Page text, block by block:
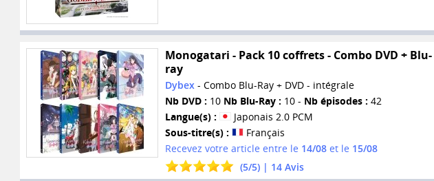
Monogatari - Pack 10 coffrets - Combo DVD + Blu-
ray
Dybex - Combo Blu-Ray + DVD - intégrale
Nb DVD : 10 Nb Blu-Ray : 10 - Nb épisodes : 42
Langue(s) :
Japonais 2.0 PCM
Sous-titre(s) :
Français
Recevez votre article entre le 14/08et le 15/08
(5/5) | 14Avis